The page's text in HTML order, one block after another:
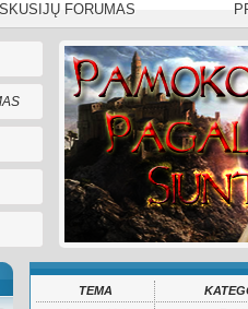
FORUMAS
TEMA